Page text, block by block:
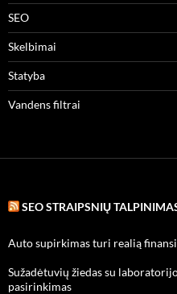
SEO
Skelbimai
Statyba
Vandens filtrai
SEO STRAIPSNIŲ
Auto supirkimas turi realią
Sužadėtuvių žiedas su
pasirinkimas